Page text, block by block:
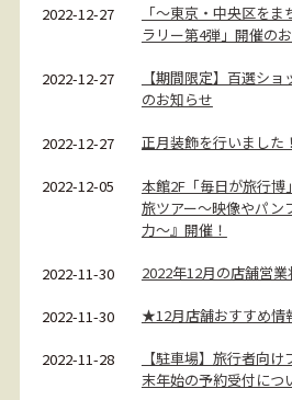
2022-12-27
「～東京・中央区を
ラリー第4弾」開催の
2022-12-27
【期間限定】百選シ
のお知らせ
2022-12-27 正月装飾を行いました！
2022-12-05
本館2F「毎日が旅行
旅ツアー～映像やパン
力～』開催！
2022-11-30 2022年12月の店舗営
2022-11-30 ★12月店舗おすすめ
2022-11-28
【駐車場】旅行者向
末年始の予約受付につ